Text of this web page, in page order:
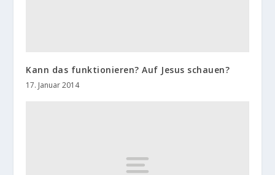
Kann das funktionieren? Auf Jesus schauen?
17. Januar 2014